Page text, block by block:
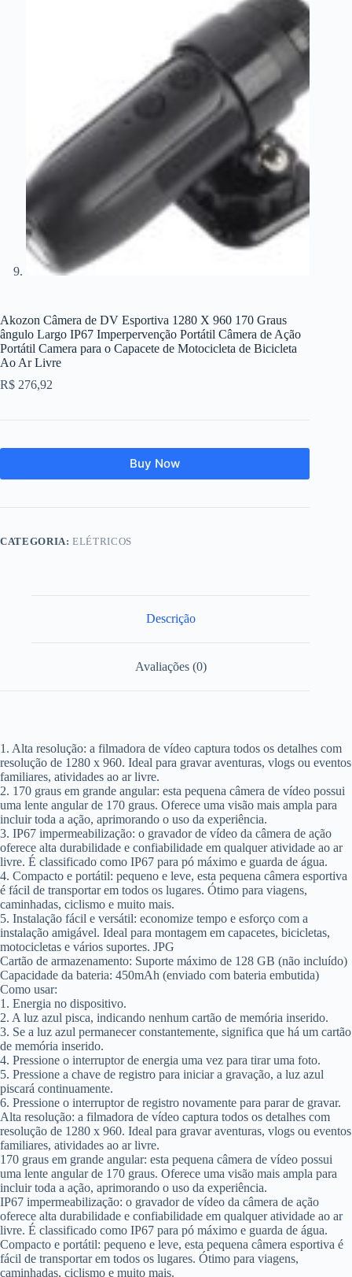
Akozon Câmera de DV Esportiva 1280 X 960 170 Graus
ângulo Largo IP67 Imperpervenção Portátil Câmera de Ação
Portátil Camera para o Capacete de Motocicleta de Bicicleta
Ao Ar Livre
R$ 276,92
Buy Now
CATEGORIA:ELÉTRICOS
Descrição
Avaliações (0)
1. Alta resolução: a filmadora de vídeo captura todos os detalhes com
resolução de 1280 x 960. Ideal para gravar aventuras, vlogs ou eventos
familiares, atividades ao ar livre.
2. 170 graus em grande angular: esta pequena câmera de vídeo possui
uma lente angular de 170 graus. Oferece uma visão mais ampla para
incluir toda a ação, aprimorando o uso da experiência.
3. IP67 impermeabilização: o gravador de vídeo da câmera de ação
oferece alta durabilidade e confiabilidade em qualquer atividade ao ar
livre. É classificado como IP67 para pó máximo e guarda de água.
4. Compacto e portátil: pequeno e leve, esta pequena câmera esportiva
é fácil de transportar em todos os lugares. Ótimo para viagens,
caminhadas, ciclismo e muito mais.
5. Instalação fácil e versátil: economize tempo e esforço com a
instalação amigável. Ideal para montagem em capacetes, bicicletas,
motocicletas e vários suportes. JPG
Cartão de armazenamento: Suporte máximo de 128 GB (não incluído)
Capacidade da bateria: 450mAh (enviado com bateria embutida)
Como usar:
1. Energia no dispositivo.
2. A luz azul pisca, indicando nenhum cartão de memória inserido.
3. Se a luz azul permanecer constantemente, significa que há um cartão
de memória inserido.
4. Pressione o interruptor de energia uma vez para tirar uma foto.
5. Pressione a chave de registro para iniciar a gravação, a luz azul
piscará continuamente.
6. Pressione o interruptor de registro novamente para parar de gravar.
Alta resolução: a filmadora de vídeo captura todos os detalhes com
resolução de 1280 x 960. Ideal para gravar aventuras, vlogs ou eventos
familiares, atividades ao ar livre.
170 graus em grande angular: esta pequena câmera de vídeo possui
uma lente angular de 170 graus. Oferece uma visão mais ampla para
incluir toda a ação, aprimorando o uso da experiência.
IP67 impermeabilização: o gravador de vídeo da câmera de ação
oferece alta durabilidade e confiabilidade em qualquer atividade ao ar
livre. É classificado como IP67 para pó máximo e guarda de água.
Compacto e portátil: pequeno e leve, esta pequena câmera esportiva é
fácil de transportar em todos os lugares. Ótimo para viagens,
caminhadas, ciclismo e muito mais.